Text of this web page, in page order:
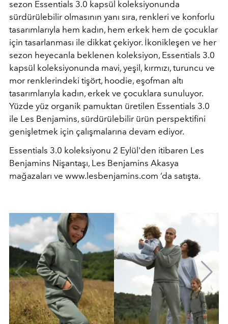
sezon Essentials 3.0 kapsül koleksiyonunda
sürdürülebilir olmasının yanı sıra, renkleri ve konforlu
tasarımlarıyla hem kadın, hem erkek hem de çocuklar
için tasarlanması ile dikkat çekiyor. İkonikleşen ve her
sezon heyecanla beklenen koleksiyon, Essentials 3.0
kapsül koleksiyonunda mavi, yeşil, kırmızı, turuncu ve
mor renklerindeki tişört, hoodie, eşofman altı
tasarımlarıyla kadın, erkek ve çocuklara sunuluyor.
Yüzde yüz organik pamuktan üretilen Essentials 3.0
ile Les Benjamins, sürdürülebilir ürün perspektifini
genişletmek için çalışmalarına devam ediyor.
Essentials 3.0 koleksiyonu 2 Eylül'den itibaren Les
Benjamins Nişantaşı, Les Benjamins Akasya
mağazaları ve www.lesbenjamins.com ‘da satışta.